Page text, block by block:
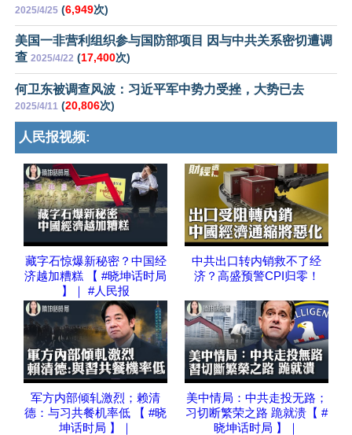
2025/4/25 (6,949次)
美国一非营利组织参与国防部项目 因与中共关系密切遭调
查 2025/4/22 (17,400次)
何卫东被调查风波：习近平军中势力受挫，大势已去
2025/4/11 (20,806次)
人民报视频:
藏字石惊爆新秘密？中国经
济越加糟糕 【 #晓坤话时局
】｜ #人民报
中共出口转内销救不了经
济？高盛预警CPI归零！
军方内部倾轧激烈；赖清
德：与习共餐机率低 【 #晓
坤话时局 】｜
美中情局：中共走投无路；
习切断繁荣之路 跪就溃【 #
晓坤话时局 】｜